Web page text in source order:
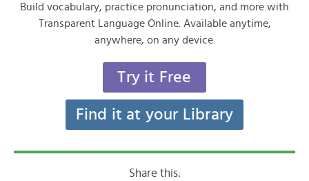
Build vocabulary, practice pronunciation, and more with
Transparent Language Online. Available anytime,
anywhere, on any device.
Try it Free
Find it at your Library
Share this: